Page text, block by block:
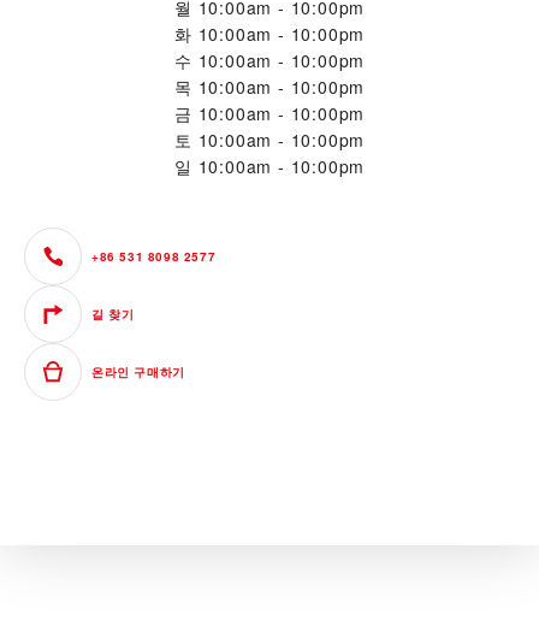
월 10:00am - 10:00pm
화 10:00am - 10:00pm
수 10:00am - 10:00pm
목 10:00am - 10:00pm
금 10:00am - 10:00pm
토 10:00am - 10:00pm
일 10:00am - 10:00pm
+86 531 8098 2577
길 찾기
온라인 구매하기